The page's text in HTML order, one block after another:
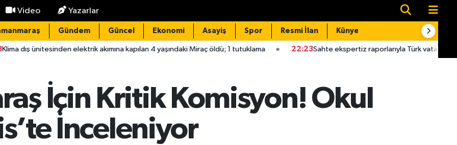
Video Yazarlar
Gündem Güncel Ekonomi Asayiş Spor Resmi İlan Künye
elektrik akımına kapılan 4 yaşındaki Miraç öldü; 1 tutuklama 22:23Sahte ekspertiz raporlarıyla Türk vatandaşlığı kazandıran
İçin Kritik Komisyon! Okul
İnceleniyor